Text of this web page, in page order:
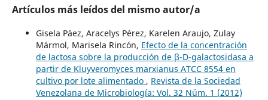
Artículos más leídos del mismo autor/a
Gisela Páez, Aracelys Pérez, Karelen Araujo, Zulay
Mármol, Marisela Rincón, Efecto de la concentración
de lactosa sobre la producción de β-D-galactosidasa a
partir de Kluyveromyces marxianus ATCC 8554 en
cultivo por lote alimentado , Revista de la Sociedad
Venezolana de Microbiología: Vol. 32 Núm. 1 (2012)